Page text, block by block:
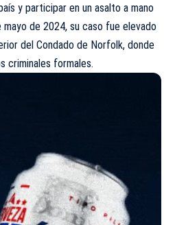
y participar en un asalto a mano
mayo de 2024, su caso fue elevado
del Condado de Norfolk, donde
criminales formales.